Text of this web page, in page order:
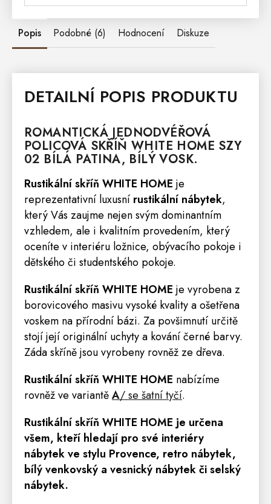
Popis Podobné (6) Hodnocení Diskuze
DETAILNÍ POPIS PRODUKTU
ROMANTICKÁ JEDNODVÉŘOVÁ
POLICOVÁ SKŘÍŇ WHITE HOME SZY
02 BÍLÁ PATINA, BÍLÝ VOSK.
Rustikálnískříň WHITE HOME je
reprezentativní luxusní rustikální nábytek,
který Vás zaujme nejen svým dominantním
vzhledem, ale i kvalitním provedením, který
oceníte v interiéru ložnice, obývacího pokoje i
dětského či studentského pokoje.
Rustikálnískříň WHITE HOME je vyrobena z
borovicového masivu vysoké kvality a ošetřena
voskem na přírodní bázi. Za povšimnutí určitě
stojí její originální uchyty a kování černé barvy.
Záda skříně jsou vyrobeny rovněž ze dřeva.
Rustikálnískříň WHITE HOME nabízíme
rovněž ve variantěA/se šatní tyčí.
Rustikálnískříň WHITE HOME je určena
všem, kteří hledají pro své interiéry
nábytek ve stylu Provence, retro nábytek,
bílý venkovský a vesnický nábytek či selský
nábytek.